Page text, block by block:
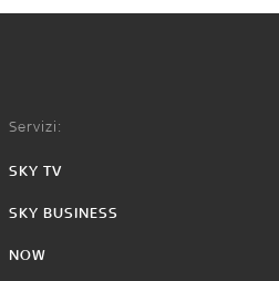
Servizi:
SKY TV
SKY BUSINESS
NOW